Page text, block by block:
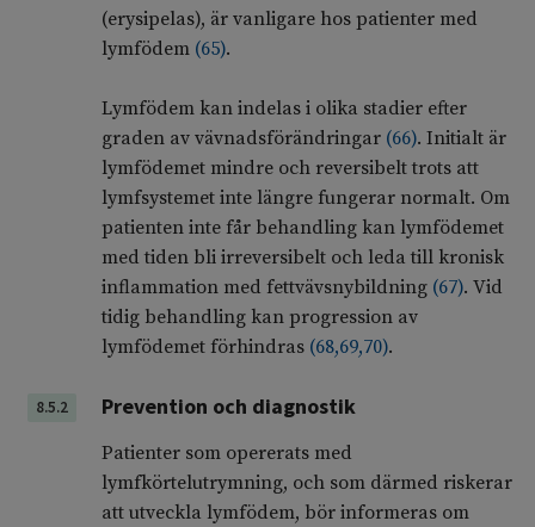
(erysipelas), är vanligare hos patienter med
lymfödem (65).
Lymfödem kan indelas i olika stadier efter
graden av vävnadsförändringar (66). Initialt är
lymfödemet mindre och reversibelt trots att
lymfsystemet inte längre fungerar normalt. Om
patienten inte får behandling kan lymfödemet
med tiden bli irreversibelt och leda till kronisk
inflammation med fettvävsnybildning (67). Vid
tidig behandling kan progression av
lymfödemet förhindras (68,69,70).
8.5.2 Prevention och diagnostik
Patienter som opererats med
lymfkörtelutrymning, och som därmed riskerar
att utveckla lymfödem, bör informeras om